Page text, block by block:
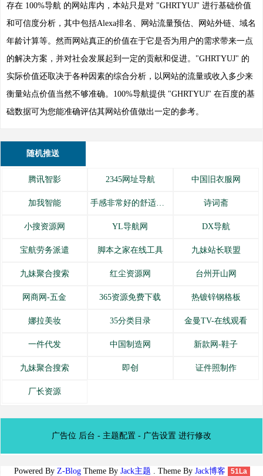
存在 100%导航 的网站库内，本站只是对 "GHRTYUJ" 进行基础价值
和可信度分析，其中包括Alexa排名、网站流量预估、网站外链、域名
年龄计算等。然而网站真正的价值在于它是否为用户的需求带来一点
的解决方案，并对社会发展起到一定的贡献和促进。"GHRTYUJ" 的
实际价值还取决于各种因素的综合分析，以网站的流量或收入多少来
衡量站点价值当然不够准确。100%导航提供 "GHRTYUJ" 在百度的基
础数据可为您能准确评估其网站价值做出一定的参考。
随机推送
腾讯智影 2345网址导航 中国旧衣服网
加我智能 手感非常好的舒适内衣 诗词斋
小搜资源网 YL导航网 DX导航
宝航劳务派遣 脚本之家在线工具 九妹站长联盟
九妹聚合搜索 红尘资源网 台州开山网
网商网-五金 365资源免费下载 热镀锌钢格板
娜拉美妆 35分类目录 金曼TV-在线观看
一件代发 中国制造网 新款网-鞋子
九妹聚合搜索 即创 证件照制作
厂长资源
广告位 后台 - 主题配置 - 广告设置 进行修改
Powered By Z-Blog Theme By Jack主题 . Theme By Jack博客 51La